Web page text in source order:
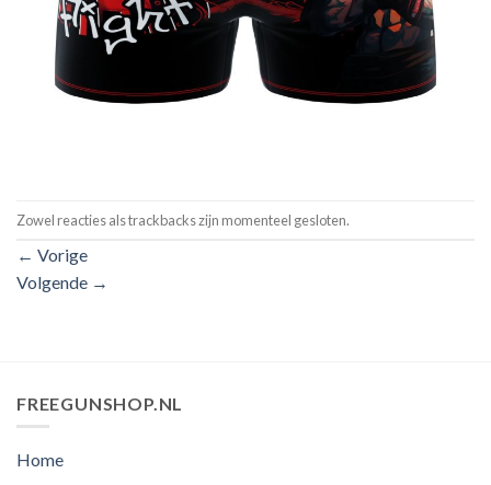
Zowel reacties als trackbacks zijn momenteel gesloten.
← Vorige
Volgende →
FREEGUNSHOP.NL
Home